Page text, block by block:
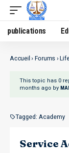
publications
Accueil› Forums ›
This topic has 0
months ago by
Tagged: Academy
Service